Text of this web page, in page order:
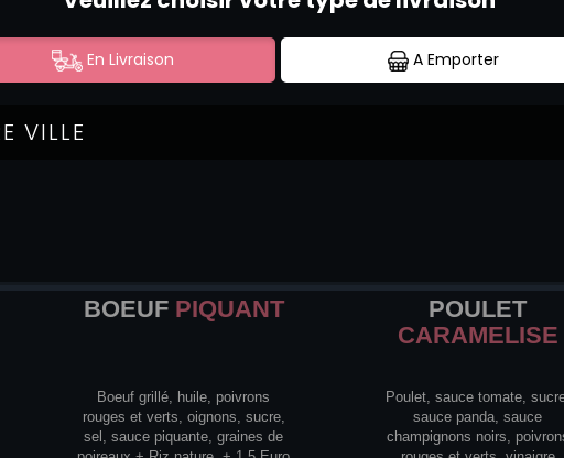
PLATS THAÏLANDAIS
BOEUFPIQUANT
Boeuf grillé, huile, poivrons
rouges et verts, oignons, sucre,
sel, sauce piquante, graines de
POULET
CARAMELISE
Poulet, sauce tomate,
sauce panda, sauce
champignons noirs,